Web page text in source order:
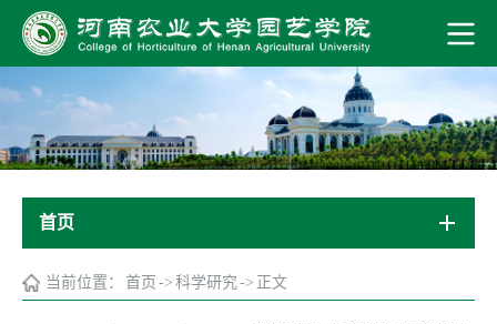
首页
当前位置： 首页 -> 科学研究-> 正文